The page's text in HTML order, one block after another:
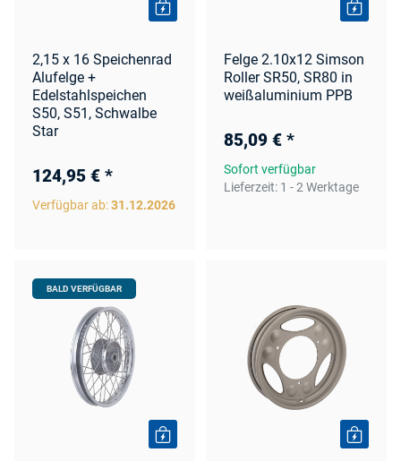
2,15 x 16 Speichenrad
Alufelge +
Edelstahlspeichen
S50, S51, Schwalbe
Star
124,95 € *
Verfügbar ab:31.12.2026
Felge 2.10x12 Simson
Roller SR50, SR80 in
weißaluminium PPB
85,09 € *
Sofort verfügbar
Lieferzeit: 1 - 2 Werktage
BALD VERFÜGBAR